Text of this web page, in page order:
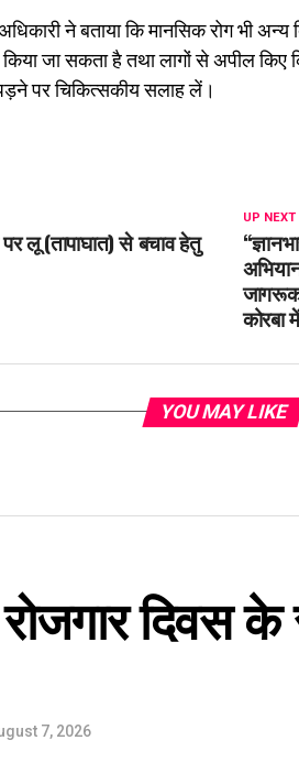
ने बताया कि मानसिक रोग भी अन्य
जा सकता है तथा लागों से अपील किए
पर चिकित्सकीय सलाह लें।
UP NEXT
पर लू (तापाघात) से बचाव हेतु
YOU MAY LIKE
दिवस
7, 2026